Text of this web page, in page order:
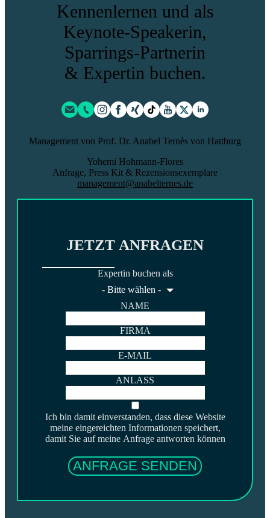
Kennenlernen und als
Keynote-Speakerin,
Sparrings-Partnerin
& Expertin buchen.
Management von Prof. Dr. Anabel Ternès von Hattburg
Yohemi Hohmann-Flores
Anfrage, Press Kit & Rezensionsexemplare
management@anabelternes.de
JETZT ANFRAGEN
Expertin buchen als
- Bitte wählen -
NAME
FIRMA
E-MAIL
ANLASS
Ich bin damit einverstanden, dass diese Website
meine eingereichten Informationen speichert,
damit Sie auf meine Anfrage antworten können
ANFRAGE SENDEN